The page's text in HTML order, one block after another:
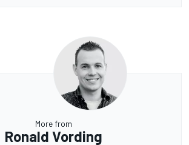
More from
Ronald Vording